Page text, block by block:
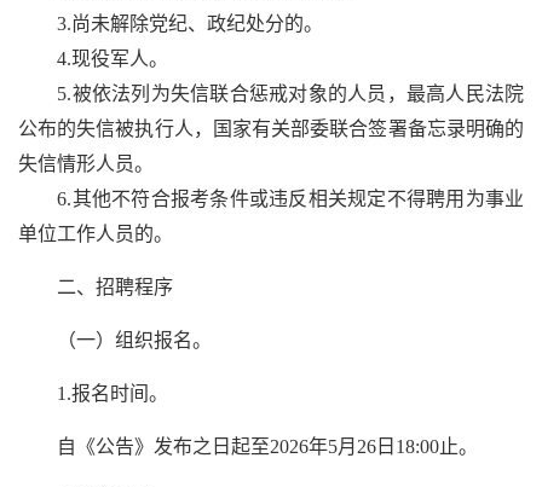
3.尚未解除党纪、政纪处分的。
4.现役军人。
5.被依法列为失信联合惩戒对象的人员，最高人民法院
公布的失信被执行人，国家有关部委联合签署备忘录明确的
失信情形人员。
6.其他不符合报考条件或违反相关规定不得聘用为事业
单位工作人员的。
二、招聘程序
（一）组织报名。
1.报名时间。
自《公告》发布之日起至2026年5月26日18:00止。